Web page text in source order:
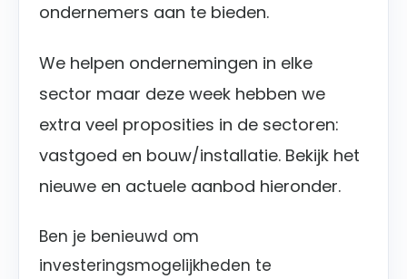
ondernemers aan te bieden.
We helpen ondernemingen in elke
sector maar deze week hebben we
extra veel proposities in de sectoren:
vastgoed en bouw/installatie. Bekijk het
nieuwe en actuele aanbod hieronder.
Ben je benieuwd om
investeringsmogelijkheden te